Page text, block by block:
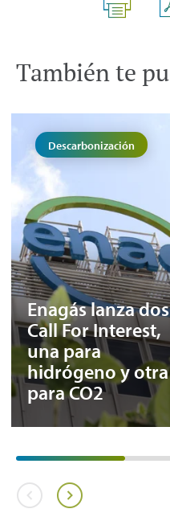
También te
Descarbonización
Enagás lanza dos
Call For Interest,
una para
hidrógeno y otra
para CO2